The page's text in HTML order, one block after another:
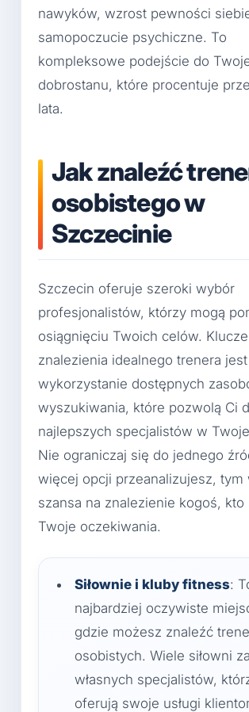
nawyków, wzrost pewności
samopoczucie psychiczne. To
kompleksowe podejście do
dobrostanu, które procentuje
lata.
Jak znaleźć
osobistego w
Szczecinie
Szczecin oferuje szeroki wybór
profesjonalistów, którzy mogą
osiągnięciu Twoich celów.
znalezienia idealnego trenera jest
wykorzystanie dostępnych
wyszukiwania, które pozwolą Ci
najlepszych specjalistów w
Nie ograniczaj się do jednego
więcej opcji przeanalizujesz, tym
szansa na znalezienie kogoś, kto
Twoje oczekiwania.
Siłownie i kluby fitness:
najbardziej oczywiste
gdzie możesz znaleźć
osobistych. Wiele siłowni
własnych specjalistów,
oferują swoje usługi